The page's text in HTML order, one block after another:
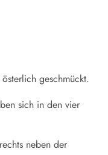
geschmückt.
sich in den vier
neben der